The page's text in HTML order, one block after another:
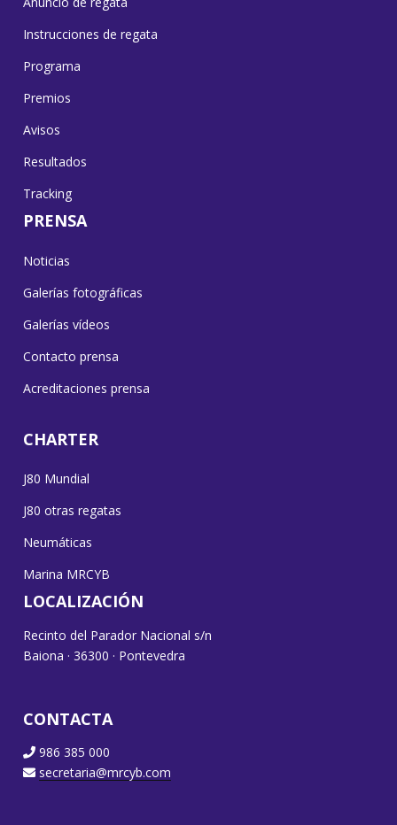
Instrucciones de regata
Programa
Premios
Avisos
Resultados
Tracking
PRENSA
Noticias
Galerías fotográficas
Galerías vídeos
Contacto prensa
Acreditaciones prensa
CHARTER
J80 Mundial
J80 otras regatas
Neumáticas
Marina MRCYB
LOCALIZACIÓN
Recinto del Parador Nacional s/n
Baiona · 36300 · Pontevedra
CONTACTA
986 385 000
secretaria@mrcyb.com